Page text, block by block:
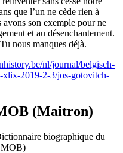
que l’un ne cède rien à
avons son exemple pour ne
et au désenchantement.
nous manques déjà.
nl/journal/belgisch-
xlix-2019-2-3/jos-gotovitch-
(Maitron)
biographique du